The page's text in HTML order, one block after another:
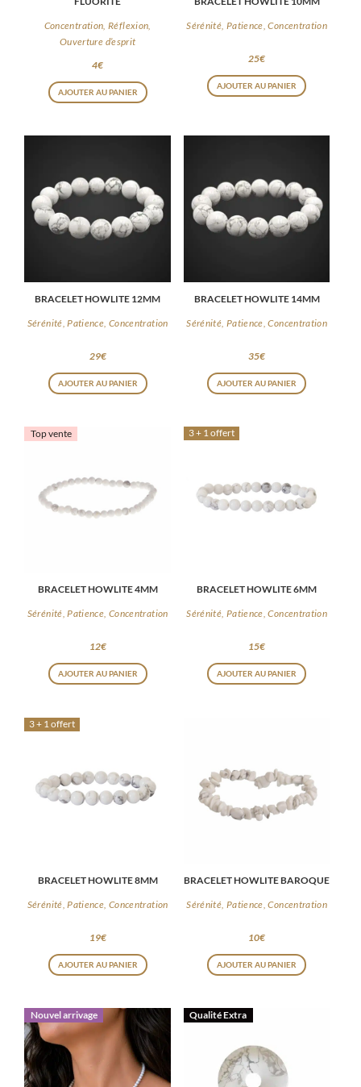
Concentration, Réflexion,
Ouverture d’esprit
4€
AJOUTER AU PANIER
Sérénité, Patience, Concentration
25€
AJOUTER AU PANIER
BRACELET HOWLITE 12MM
Sérénité, Patience, Concentration
29€
AJOUTER AU PANIER
BRACELET HOWLITE 14MM
Sérénité, Patience, Concentration
35€
AJOUTER AU PANIER
Top vente
BRACELET HOWLITE 4MM
Sérénité, Patience, Concentration
12€
AJOUTER AU PANIER
3 + 1 offert
BRACELET HOWLITE 6MM
Sérénité, Patience, Concentration
15€
AJOUTER AU PANIER
3 + 1 offert
BRACELET HOWLITE 8MM
Sérénité, Patience, Concentration
19€
AJOUTER AU PANIER
BRACELET HOWLITE BAROQUE
Sérénité, Patience, Concentration
10€
AJOUTER AU PANIER
Nouvel arrivage Qualité Extra